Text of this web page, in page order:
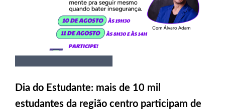
Dia do Estudante: mais de 10 mil
estudantes da região centro participam de